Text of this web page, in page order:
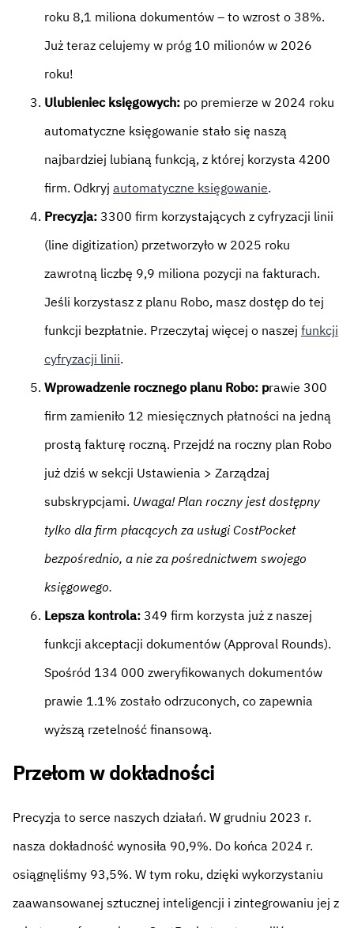
roku 8,1 miliona dokumentów – to wzrost o 38%.
Już teraz celujemy w próg 10 milionów w 2026
roku!
Ulubieniec księgowych: po premierze w 2024 roku
automatyczne księgowanie stało się naszą
najbardziej lubianą funkcją, z której korzysta 4200
firm. Odkryj automatyczne księgowanie.
Precyzja: 3300 firm korzystających z cyfryzacji linii
(line digitization) przetworzyło w 2025 roku
zawrotną liczbę 9,9 miliona pozycji na fakturach.
Jeśli korzystasz z planu Robo, masz dostęp do tej
funkcji bezpłatnie. Przeczytaj więcej o naszej funkcji
cyfryzacji linii.
Wprowadzenie rocznego planu Robo: prawie 300
firm zamieniło 12 miesięcznych płatności na jedną
prostą fakturę roczną. Przejdź na roczny plan Robo
już dziś w sekcji Ustawienia > Zarządzaj
subskrypcjami. Uwaga! Plan roczny jest dostępny
tylko dla firm płacących za usługi CostPocket
bezpośrednio, a nie za pośrednictwem swojego
księgowego.
Lepsza kontrola: 349 firm korzysta już z naszej
funkcji akceptacji dokumentów (Approval Rounds).
Spośród 134 000 zweryfikowanych dokumentów
prawie 1.1% zostało odrzuconych, co zapewnia
wyższą rzetelność finansową.
Przełom w dokładności
Precyzja to serce naszych działań. W grudniu 2023 r.
nasza dokładność wynosiła 90,9%. Do końca 2024 r.
osiągnęliśmy 93,5%. W tym roku, dzięki wykorzystaniu
zaawansowanej sztucznej inteligencji i zintegrowaniu jej z